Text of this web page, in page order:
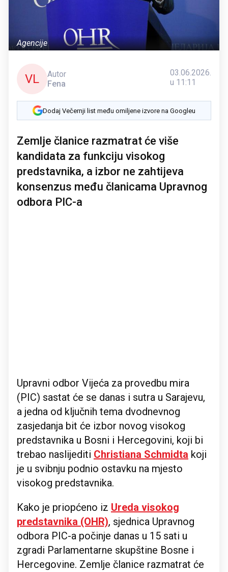
Agencije
VL
Autor
Fena
03.06.2026.
u 11:11
Dodaj Večernji list među omiljene izvore na Googleu
Zemlje članice razmatrat će više
kandidata za funkciju visokog
predstavnika, a izbor ne zahtijeva
konsenzus među članicama Upravnog
odbora PIC-a
Upravni odbor Vijeća za provedbu mira
(PIC) sastat će se danas i sutra u Sarajevu,
a jedna od ključnih tema dvodnevnog
zasjedanja bit će izbor novog visokog
predstavnika u Bosni i Hercegovini, koji bi
trebao naslijediti Christiana Schmidta koji
je u svibnju podnio ostavku na mjesto
visokog predstavnika.
Kako je priopćeno iz Ureda visokog
predstavnika (OHR), sjednica Upravnog
odbora PIC-a počinje danas u 15 sati u
zgradi Parlamentarne skupštine Bosne i
Hercegovine. Zemlje članice razmatrat će